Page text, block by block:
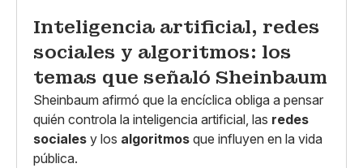
Inteligencia artificial, redes
sociales y algoritmos: los
temas que señaló Sheinbaum
Sheinbaum afirmó que la encíclica obliga a pensar
quién controla la inteligencia artificial, las redes
sociales y los algoritmos que influyen en la vida
pública.